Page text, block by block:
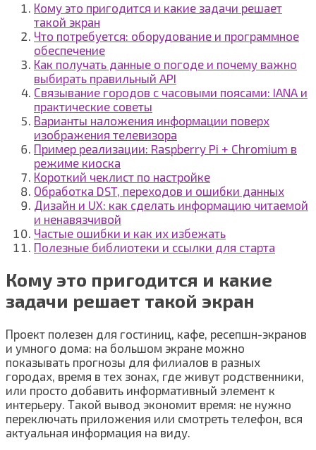
Кому это пригодится и какие задачи решает
такой экран
Что потребуется: оборудование и программное
обеспечение
Как получать данные о погоде и почему важно
выбирать правильный API
Связывание городов с часовыми поясами: IANA и
практические советы
Варианты наложения информации поверх
изображения телевизора
Пример реализации: Raspberry Pi + Chromium в
режиме киоска
Короткий чеклист по настройке
Обработка DST, переходов и ошибки данных
Дизайн и UX: как сделать информацию читаемой
и ненавязчивой
Частые ошибки и как их избежать
Полезные библиотеки и ссылки для старта
Кому это пригодится и какие
задачи решает такой экран
Проект полезен для гостиниц, кафе, ресепшн-экранов
и умного дома: на большом экране можно
показывать прогнозы для филиалов в разных
городах, время в тех зонах, где живут родственники,
или просто добавить информативный элемент к
интерьеру. Такой вывод экономит время: не нужно
переключать приложения или смотреть телефон, вся
актуальная информация на виду.